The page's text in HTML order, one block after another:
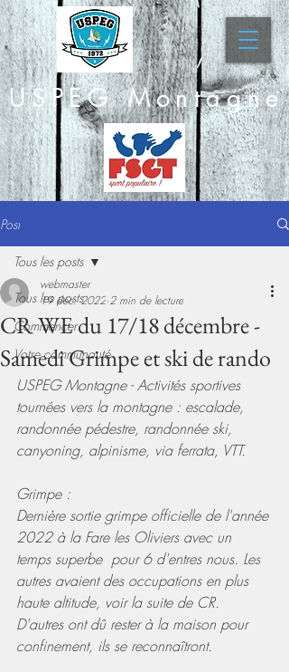
USPEG Montagne
Post
Tous les posts
Commencer
Votre communauté
Tous les posts
CR WE du 17/18 décembre -
Samedi Grimpe et ski de rando
webmaster
19 déc. 2022 2 min de lecture
USPEG Montagne - Activités sportives
tournées vers la montagne : escalade,
randonnée pédestre, randonnée ski,
canyoning, alpinisme, via ferrata, VTT.
Grimpe :
Dernière sortie grimpe officielle de l'année
2022 à la Fare les Oliviers avec un
temps superbe  pour 6 d'entres nous. Les
autres avaient des occupations en plus
haute altitude, voir la suite de CR.
D'autres ont dû rester à la maison pour
confinement, ils se reconnaîtront.